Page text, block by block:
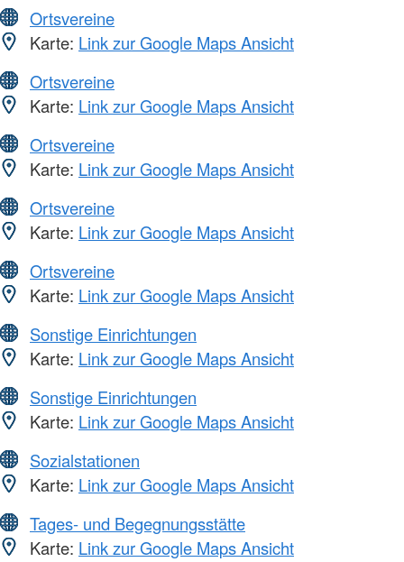
Ortsvereine
Karte: Link zur Google Maps Ansicht
Ortsvereine
Karte: Link zur Google Maps Ansicht
Ortsvereine
Karte: Link zur Google Maps Ansicht
Ortsvereine
Karte: Link zur Google Maps Ansicht
Ortsvereine
Karte: Link zur Google Maps Ansicht
Sonstige Einrichtungen
Karte: Link zur Google Maps Ansicht
Sonstige Einrichtungen
Karte: Link zur Google Maps Ansicht
Sozialstationen
Karte: Link zur Google Maps Ansicht
Tages- und Begegnungsstätte
Karte: Link zur Google Maps Ansicht